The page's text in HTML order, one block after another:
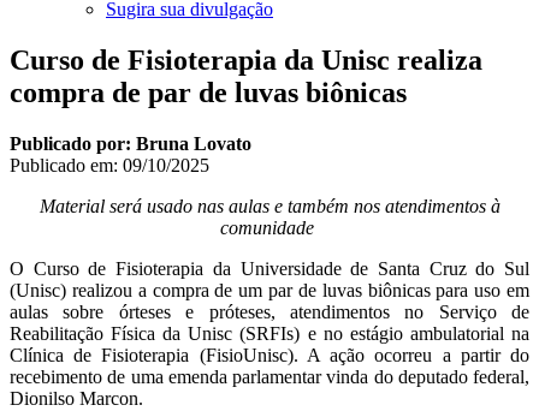
Sugira sua divulgação
Curso de Fisioterapia da Unisc realiza
compra de par de luvas biônicas
Publicado por: Bruna Lovato
Publicado em: 09/10/2025
Material será usado nas aulas e também nos atendimentos à
comunidade
O Curso de Fisioterapia da Universidade de Santa Cruz do Sul
(Unisc) realizou a compra de um par de luvas biônicas para uso em
aulas sobre órteses e próteses, atendimentos no Serviço de
Reabilitação Física da Unisc (SRFIs) e no estágio ambulatorial na
Clínica de Fisioterapia (FisioUnisc). A ação ocorreu a partir do
recebimento de uma emenda parlamentar vinda do deputado federal,
Dionilso Marcon.